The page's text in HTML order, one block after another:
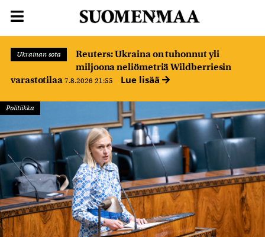
Ukrainan sota
Reuters: Ukraina on tuhonnut yli
miljoona neliömetriä Wildberriesin
varastotilaa 7.8.2026 21:55 Lue lisää
Politiikka